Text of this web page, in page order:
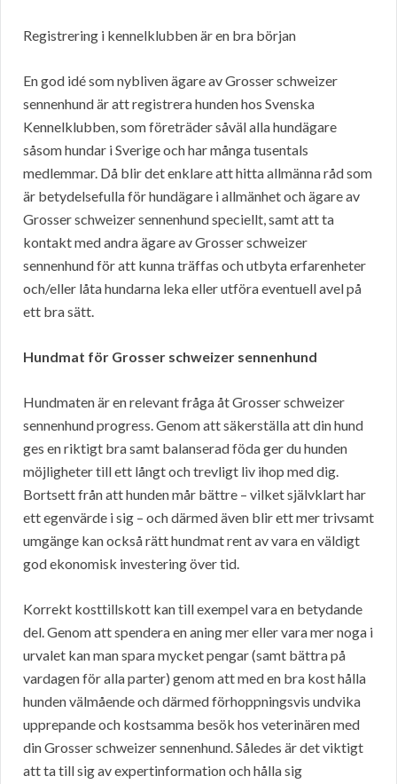
Registrering i kennelklubben är en bra början
En god idé som nybliven ägare av Grosser schweizer
sennenhund är att registrera hunden hos Svenska
Kennelklubben, som företräder såväl alla hundägare
såsom hundar i Sverige och har många tusentals
medlemmar. Då blir det enklare att hitta allmänna råd som
är betydelsefulla för hundägare i allmänhet och ägare av
Grosser schweizer sennenhund speciellt, samt att ta
kontakt med andra ägare av Grosser schweizer
sennenhund för att kunna träffas och utbyta erfarenheter
och/eller låta hundarna leka eller utföra eventuell avel på
ett bra sätt.
Hundmat för Grosser schweizer sennenhund
Hundmaten är en relevant fråga åt Grosser schweizer
sennenhund progress. Genom att säkerställa att din hund
ges en riktigt bra samt balanserad föda ger du hunden
möjligheter till ett långt och trevligt liv ihop med dig.
Bortsett från att hunden mår bättre – vilket självklart har
ett egenvärde i sig – och därmed även blir ett mer trivsamt
umgänge kan också rätt hundmat rent av vara en väldigt
god ekonomisk investering över tid.
Korrekt kosttillskott kan till exempel vara en betydande
del. Genom att spendera en aning mer eller vara mer noga i
urvalet kan man spara mycket pengar (samt bättra på
vardagen för alla parter) genom att med en bra kost hålla
hunden välmående och därmed förhoppningsvis undvika
upprepande och kostsamma besök hos veterinären med
din Grosser schweizer sennenhund. Således är det viktigt
att ta till sig av expertinformation och hålla sig